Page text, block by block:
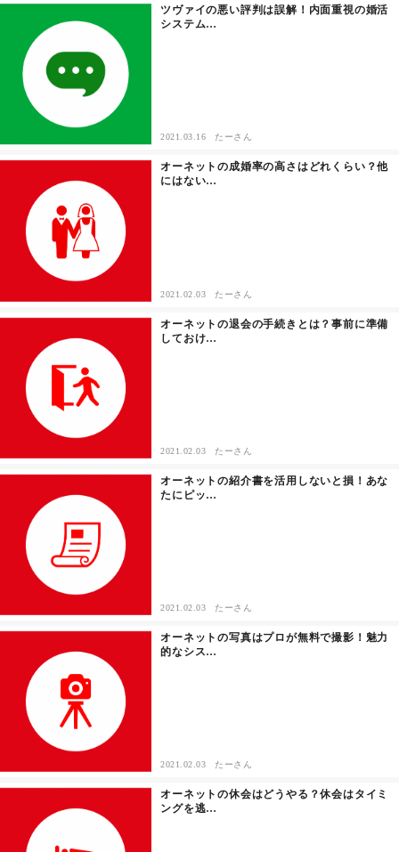
ツヴァイの悪い評判は誤解！内面重視の婚活
システム…
2021.03.16 たーさん
オーネットの成婚率の高さはどれくらい？他
にはない…
2021.02.03 たーさん
オーネットの退会の手続きとは？事前に準備
しておけ…
2021.02.03 たーさん
オーネットの紹介書を活用しないと損！あな
たにピッ…
2021.02.03 たーさん
オーネットの写真はプロが無料で撮影！魅力
的なシス…
2021.02.03 たーさん
オーネットの休会はどうやる？休会はタイミ
ングを逃…